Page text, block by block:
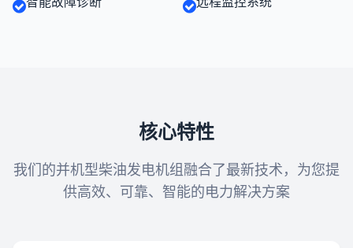
核心特性
我们的并机型柴油发电机组融合了最新技术，为您提
供高效、可靠、智能的电力解决方案